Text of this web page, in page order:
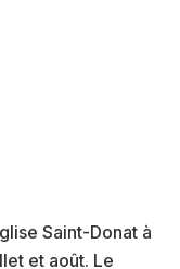
Saint-Donat à
et août. Le